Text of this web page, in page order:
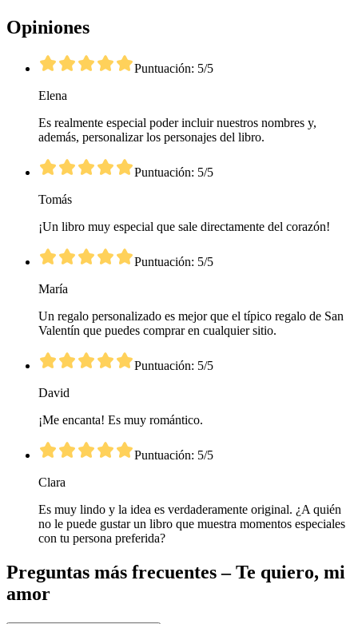
Opiniones
Puntuación: 5/5
Elena
Es realmente especial poder incluir nuestros nombres y,
además, personalizar los personajes del libro.
Puntuación: 5/5
Tomás
¡Un libro muy especial que sale directamente del corazón!
Puntuación: 5/5
María
Un regalo personalizado es mejor que el típico regalo de San
Valentín que puedes comprar en cualquier sitio.
Puntuación: 5/5
David
¡Me encanta! Es muy romántico.
Puntuación: 5/5
Clara
Es muy lindo y la idea es verdaderamente original. ¿A quién
no le puede gustar un libro que muestra momentos especiales
con tu persona preferida?
Preguntas más frecuentes – Te quiero, mi
amor